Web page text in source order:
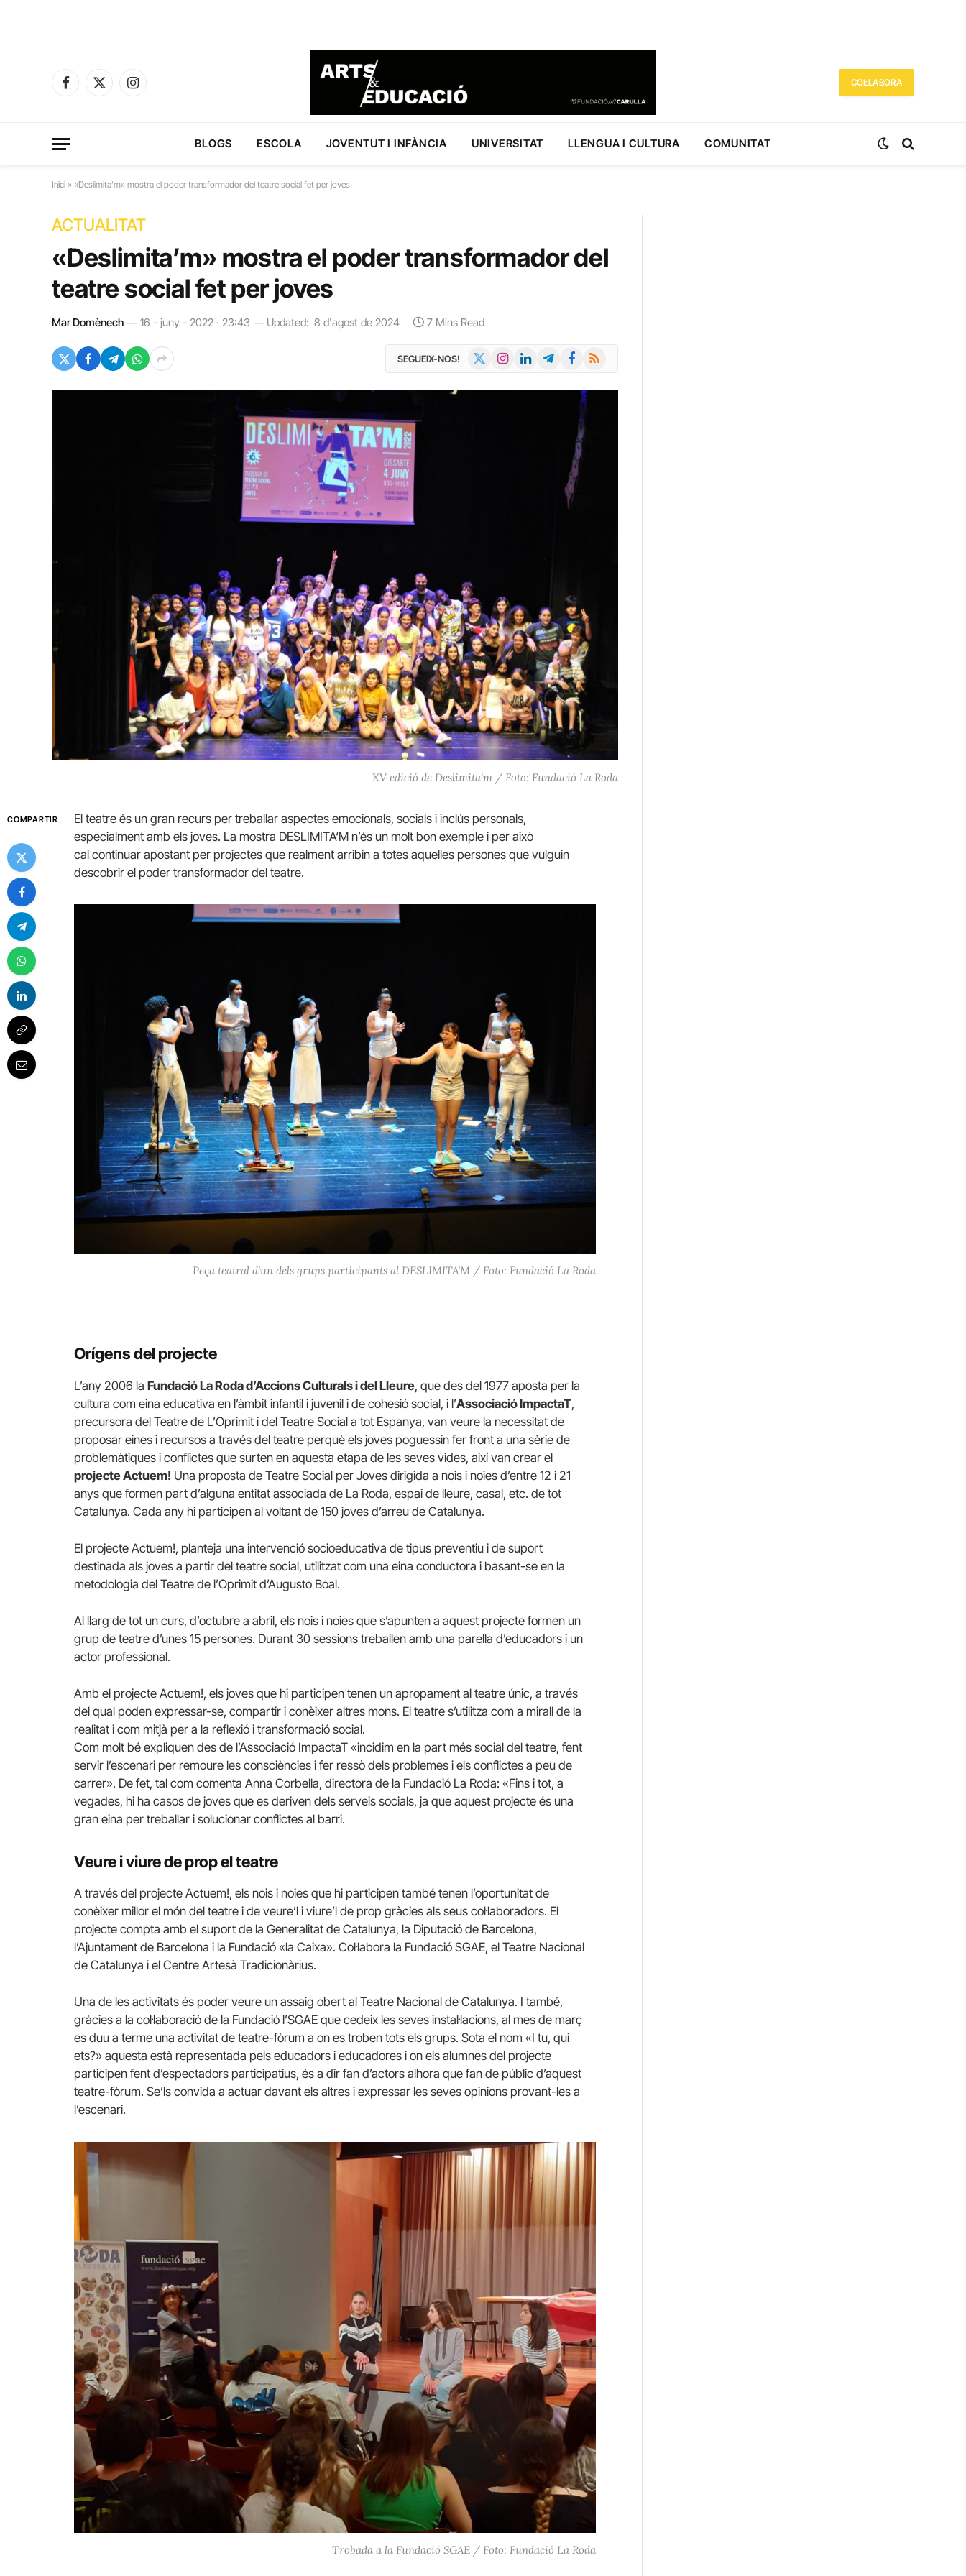
Facebook
X
Instagram
COL·LABORA
BLOGS ESCOLA JOVENTUT I INFÀNCIA UNIVERSITAT LLENGUA I CULTURA COMUNITAT
Inici » «Deslimita’m» mostra el poder transformador del teatre social fet per joves
ACTUALITAT
«Deslimita’m» mostra el poder transformador del
teatre social fet per joves
Mar Domènech 16 - juny - 2022 · 23:43 Updated: 8 d'agost de 2024 7 Mins Read
SEGUEIX-NOS! InstagramLinkedInTelegramFacebook
RSS
XV edició de Deslimita'm / Foto: Fundació La Roda
COMPARTIR
El teatre és un gran recurs per treballar aspectes emocionals, socials i inclús personals,
especialment amb els joves. La mostra DESLIMITA‘M n’és un molt bon exemple i per això
cal continuar apostant per projectes que realment arribin a totes aquelles persones que vulguin
descobrir el poder transformador del teatre.
Peça teatral d’un dels grups participants al DESLIMITA’M / Foto: Fundació La Roda
Orígens del projecte
L’any 2006 la Fundació La Roda d’Accions Culturals i del Lleure, que des del 1977 aposta per la
cultura com eina educativa en l’àmbit infantil i juvenil i de cohesió social, i l’AssociacióImpactaT,
precursora del Teatre de L’Oprimit i del Teatre Social a tot Espanya, van veure la necessitat de
proposar eines i recursos a través del teatre perquè els joves poguessin fer front a una sèrie de
problemàtiques i conflictes que surten en aquesta etapa de les seves vides, així van crear el
projecte Actuem! Una proposta de Teatre Social per Joves dirigida a nois i noies d’entre 12 i 21
anys que formen part d’alguna entitat associada de La Roda, espai de lleure, casal, etc. de tot
Catalunya. Cada any hi participen al voltant de 150 joves d’arreu de Catalunya.
El projecte Actuem!, planteja una intervenció socioeducativa de tipus preventiu i de suport
destinada als joves a partir del teatre social, utilitzat com una eina conductora i basant-se en la
metodologia del Teatre de l’Oprimit d’Augusto Boal.
Al llarg de tot un curs, d’octubre a abril, els nois i noies que s’apunten a aquest projecte formen un
grup de teatre d’unes 15 persones. Durant 30 sessions treballen amb una parella d’educadors i un
actor professional.
Amb el projecte Actuem!, els joves que hi participen tenen un apropament al teatre únic, a través
del qual poden expressar-se, compartir i conèixer altres mons. El teatre s’utilitza com a mirall de la
realitat i com mitjà per a la reflexió i transformació social.
Com molt bé expliquen des de l’Associació ImpactaT «incidim en la part més social del teatre, fent
servir l’escenari per remoure les consciències i fer ressò dels problemes i els conflictes a peu de
carrer». De fet, tal com comenta Anna Corbella, directora de la Fundació La Roda: «Fins i tot, a
vegades, hi ha casos de joves que es deriven dels serveis socials, ja que aquest projecte és una
gran eina per treballar i solucionar conflictes al barri.
Veure i viure de prop el teatre
A través del projecte Actuem!, els nois i noies que hi participen també tenen l’oportunitat de
conèixer millor el món del teatre i de veure’l i viure’l de prop gràcies als seus col·laboradors. El
projecte compta amb el suport de la Generalitat de Catalunya, la Diputació de Barcelona,
l’Ajuntament de Barcelona i la Fundació «la Caixa». Col·labora la Fundació SGAE, el Teatre Nacional
de Catalunya i el Centre Artesà Tradicionàrius.
Una de les activitats és poder veure un assaig obert al Teatre Nacional de Catalunya. I també,
gràcies a la col·laboració de la Fundació l’SGAE que cedeix les seves instal·lacions, al mes de març
es duu a terme una activitat de teatre-fòrum a on es troben tots els grups. Sota el nom «I tu, qui
ets?» aquesta està representada pels educadors i educadores i on els alumnes del projecte
participen fent d’espectadors participatius, és a dir fan d’actors alhora que fan de públic d’aquest
teatre-fòrum. Se’ls convida a actuar davant els altres i expressar les seves opinions provant-les a
l’escenari.
Trobada a la Fundació SGAE / Foto: Fundació La Roda